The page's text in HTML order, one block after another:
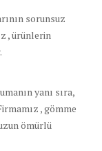
sorunsuz
, ürünlerin
yanı sıra,
, gömme
ömürlü